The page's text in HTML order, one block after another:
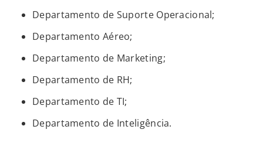
Departamento de Suporte Operacional;
Departamento Aéreo;
Departamento de Marketing;
Departamento de RH;
Departamento de TI;
Departamento de Inteligência.